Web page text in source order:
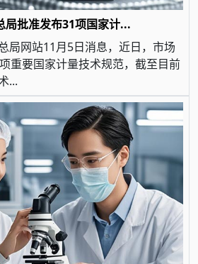
局批准发布31项国家计...
局网站11月5日消息，近日，市场
重要国家计量技术规范，截至目前
...